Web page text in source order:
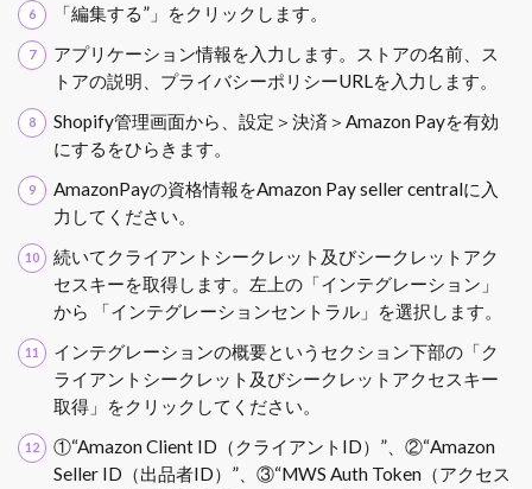
「編集する”」をクリックします。
アプリケーション情報を入力します。ストアの名前、ス
トアの説明、プライバシーポリシーURLを入力します。
Shopify管理画面から、設定＞決済＞Amazon Payを有効
にするをひらきます。
AmazonPayの資格情報をAmazon Pay seller centralに入
力してください。
続いてクライアントシークレット及びシークレットアク
セスキーを取得します。左上の「インテグレーション」
から 「インテグレーションセントラル」を選択します。
インテグレーションの概要というセクション下部の「ク
ライアントシークレット及びシークレットアクセスキー
取得」をクリックしてください。
①“Amazon Client ID（クライアントID）”、②“Amazon
Seller ID（出品者ID）”、③“MWS Auth Token（アクセス